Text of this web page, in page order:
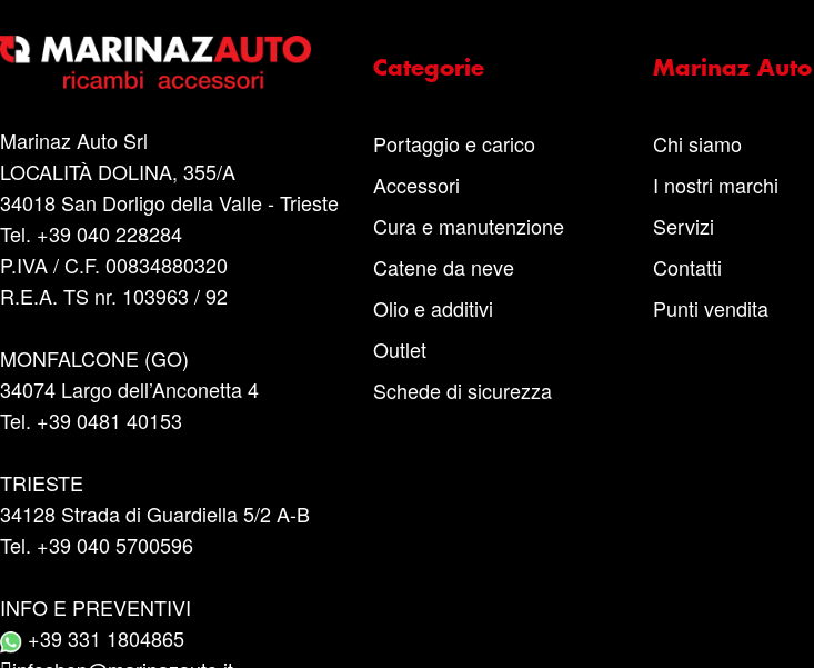
Marinaz Auto Srl
LOCALITÀ DOLINA, 355/A
34018 San Dorligo della Valle - Trieste
Tel. +39 040 228284
P.IVA / C.F. 00834880320
R.E.A. TS nr. 103963 / 92
MONFALCONE (GO)
34074 Largo dell’Anconetta 4
Tel. +39 0481 40153
TRIESTE
34128 Strada di Guardiella 5/2 A-B
Tel. +39 040 5700596
INFO E PREVENTIVI
+39 331 1804865
Categorie
Portaggio e carico
Accessori
Cura e manutenzione
Catene da neve
Olio e additivi
Outlet
Schede di sicurezza
Marinaz Auto
Chi siamo
I nostri marchi
Servizi
Contatti
Punti vendita